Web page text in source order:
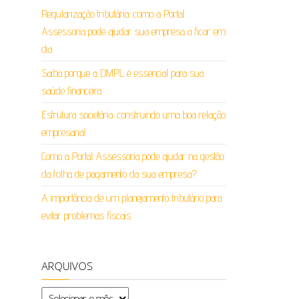
Regularização tributária: como a Portal
Assessoria pode ajudar sua empresa a ficar em
dia
Saiba porque a DMPL é essencial para sua
saúde financeira
Estrutura societária: construindo uma boa relação
empresarial
Como a Portal Assessoria pode ajudar na gestão
da folha de pagamento da sua empresa?
A importância de um planejamento tributário para
evitar problemas fiscais
ARQUIVOS
Arquivos